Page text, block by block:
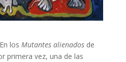
los Mutantes alienadosde
primera vez, una de las